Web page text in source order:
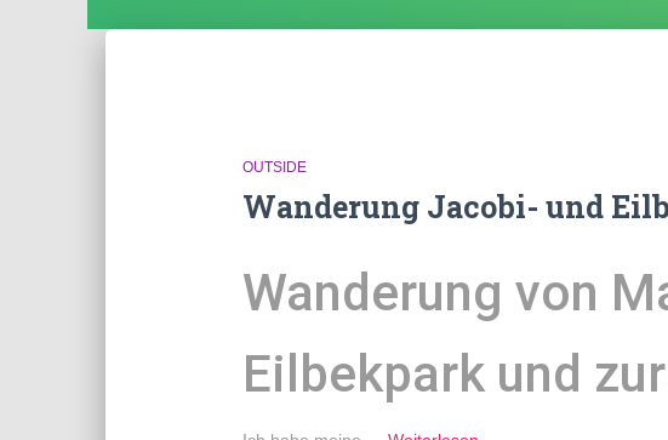
OUTSIDE
Wanderung Jacobi- und
Wanderung von
Eilbekpark und